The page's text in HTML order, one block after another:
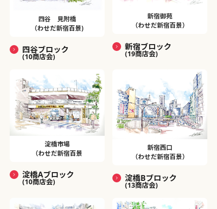
四谷 見附橋
（わせだ新宿百景)
四谷ブロック
(10商店会)
新宿御苑
（わせだ新宿百景）
新宿ブロック
(19商店会)
淀橋市場
（わせだ新宿百景
淀橋Aブロック
(10商店会)
新宿西口
（わせだ新宿百景）
淀橋Bブロック
(13商店会)